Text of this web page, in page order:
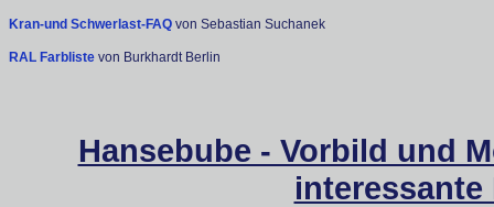
Kran-und Schwerlast-FAQ von Sebastian Suchanek
RAL Farbliste von Burkhardt Berlin
Hansebube - Vorbild und